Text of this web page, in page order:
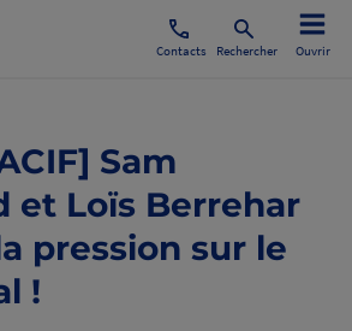
Contacts Rechercher Ouvrir
Sam
et Loïs Berrehar
pression sur le
!